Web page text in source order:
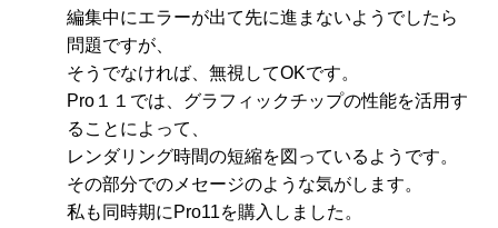
編集中にエラーが出て先に進まないようでしたら
問題ですが、
そうでなければ、無視してOKです。
Pro１１では、グラフィックチップの性能を活用す
ることによって、
レンダリング時間の短縮を図っているようです。
その部分でのメセージのような気がします。
私も同時期にPro11を購入しました。